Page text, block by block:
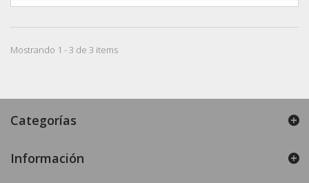
Mostrando 1 - 3 de 3 items
Categorías
Información